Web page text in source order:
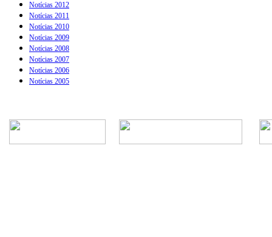
Notícias 2012
Notícias 2011
Notícias 2010
Notícias 2009
Notícias 2008
Notícias 2007
Notícias 2006
Notícias 2005